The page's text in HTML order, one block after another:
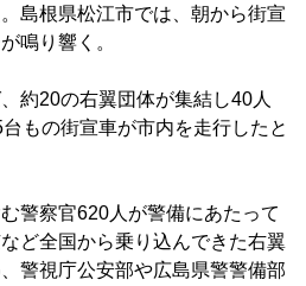
島根県松江市では、朝から街宣
鳴り響く。
約20の右翼団体が集結し40人
もの街宣車が市内を走行したと
警察官620人が警備にあたって
ど全国から乗り込んできた右翼
警視庁公安部や広島県警警備部